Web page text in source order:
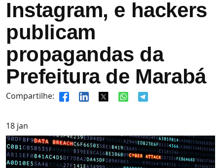
Instagram, e hackers
publicam
propagandas da
Prefeitura de Marabá
Compartilhe:
18 jan